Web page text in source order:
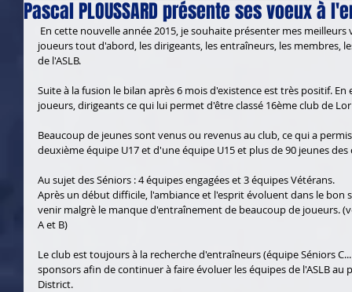
Pascal PLOUSSARD présente ses voeux à
joueurs tout d'abord, les dirigeants, les entraîneurs, les membres,
de l'ASLB.
Suite à la fusion le bilan après 6 mois d'existence est très positif.
joueurs, dirigeants ce qui lui permet d'être classé 16ème club de
Beaucoup de jeunes sont venus ou revenus au club, ce qui a
deuxième équipe U17 et d'une équipe U15 et plus de 90 jeunes des
Au sujet des Séniors : 4 équipes engagées et 3 équipes Vétérans.
Après un début difficile, l'ambiance et l'esprit évoluent dans le bon
venir malgrè le manque d'entraînement de beaucoup de joueurs.
A et B)
Le club est toujours à la recherche d'entraîneurs (équipe Séniors
sponsors afin de continuer à faire évoluer les équipes de l'ASLB
District.